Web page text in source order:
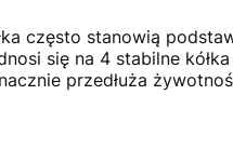
często stanowią
się na 4 stabilne
przedłuża